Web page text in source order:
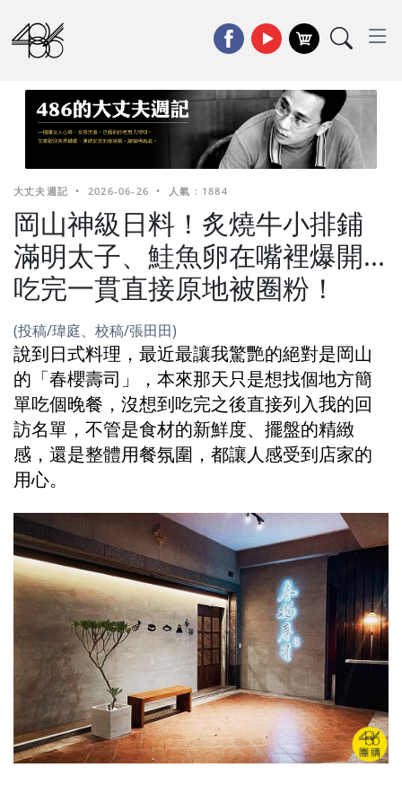
大丈夫週記 • 2026-06-26 • 人氣 : 1884
岡山神級日料！炙燒牛小排鋪
滿明太子、鮭魚卵在嘴裡爆開...
吃完一貫直接原地被圈粉！
(投稿/瑋庭、校稿/張田田)
說到日式料理，最近最讓我驚艷的絕對是岡山
的「春櫻壽司」，本來那天只是想找個地方簡
單吃個晚餐，沒想到吃完之後直接列入我的回
訪名單，不管是食材的新鮮度、擺盤的精緻
感，還是整體用餐氛圍，都讓人感受到店家的
用心。